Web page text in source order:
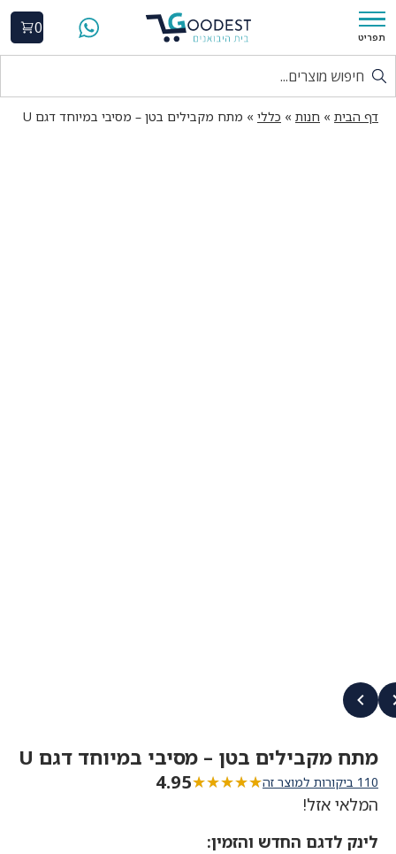
דף הבית»חנות»כללי»מתח מקבילים בטן – מסיבי במיוחד דגם U
מתח מקבילים בטן – מסיבי במיוחד דגם U
110 ביקורות למוצר זה ★★★★★
★★★★★
4.95
המלאי אזל!
לינק לדגם החדש והזמין: